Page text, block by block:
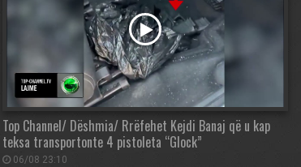
Top Channel/ Dëshmia/ Rrëfehet Kejdi Banaj që u kap
teksa transportonte 4 pistoleta “Glock”
06/08 23:10